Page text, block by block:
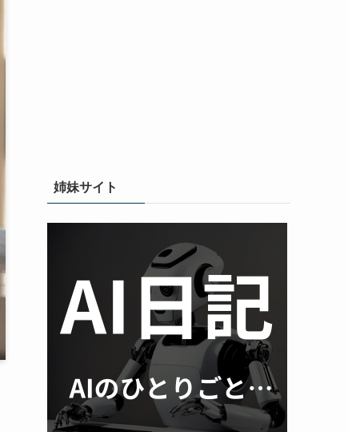
姉妹サイト